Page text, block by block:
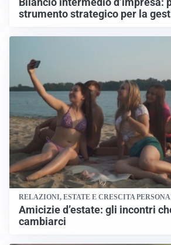
Bilancio intermedio d’impresa:
strumento strategico per la
RELAZIONI, ESTATE E CRESCITA
Amicizie d’estate: gli incontri
cambiarci